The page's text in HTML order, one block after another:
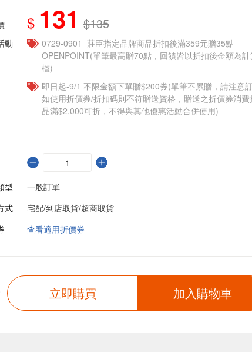
$ 131 $135
動
0729-0901_莊臣指定品牌商品折扣後滿359元贈35點
OPENPOINT(單筆最高贈70點，回饋皆以折扣後金額為計
檻)
即日起-9/1 不限金額下單贈$200券(單筆不累贈，請注意
如使用折價券/折扣碼則不符贈送資格，贈送之折價券消費
品滿$2,000可折，不得與其他優惠活動合併使用)
型
一般訂單
式
宅配/到店取貨/超商取貨
查看適用折價券
立即購買 加入購物車